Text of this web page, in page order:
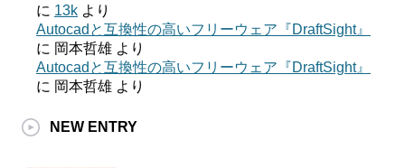
に 13k より
Autocadと互換性の高いフリーウェア『DraftSight』
に 岡本哲雄 より
Autocadと互換性の高いフリーウェア『DraftSight』
に 岡本哲雄 より
NEW ENTRY